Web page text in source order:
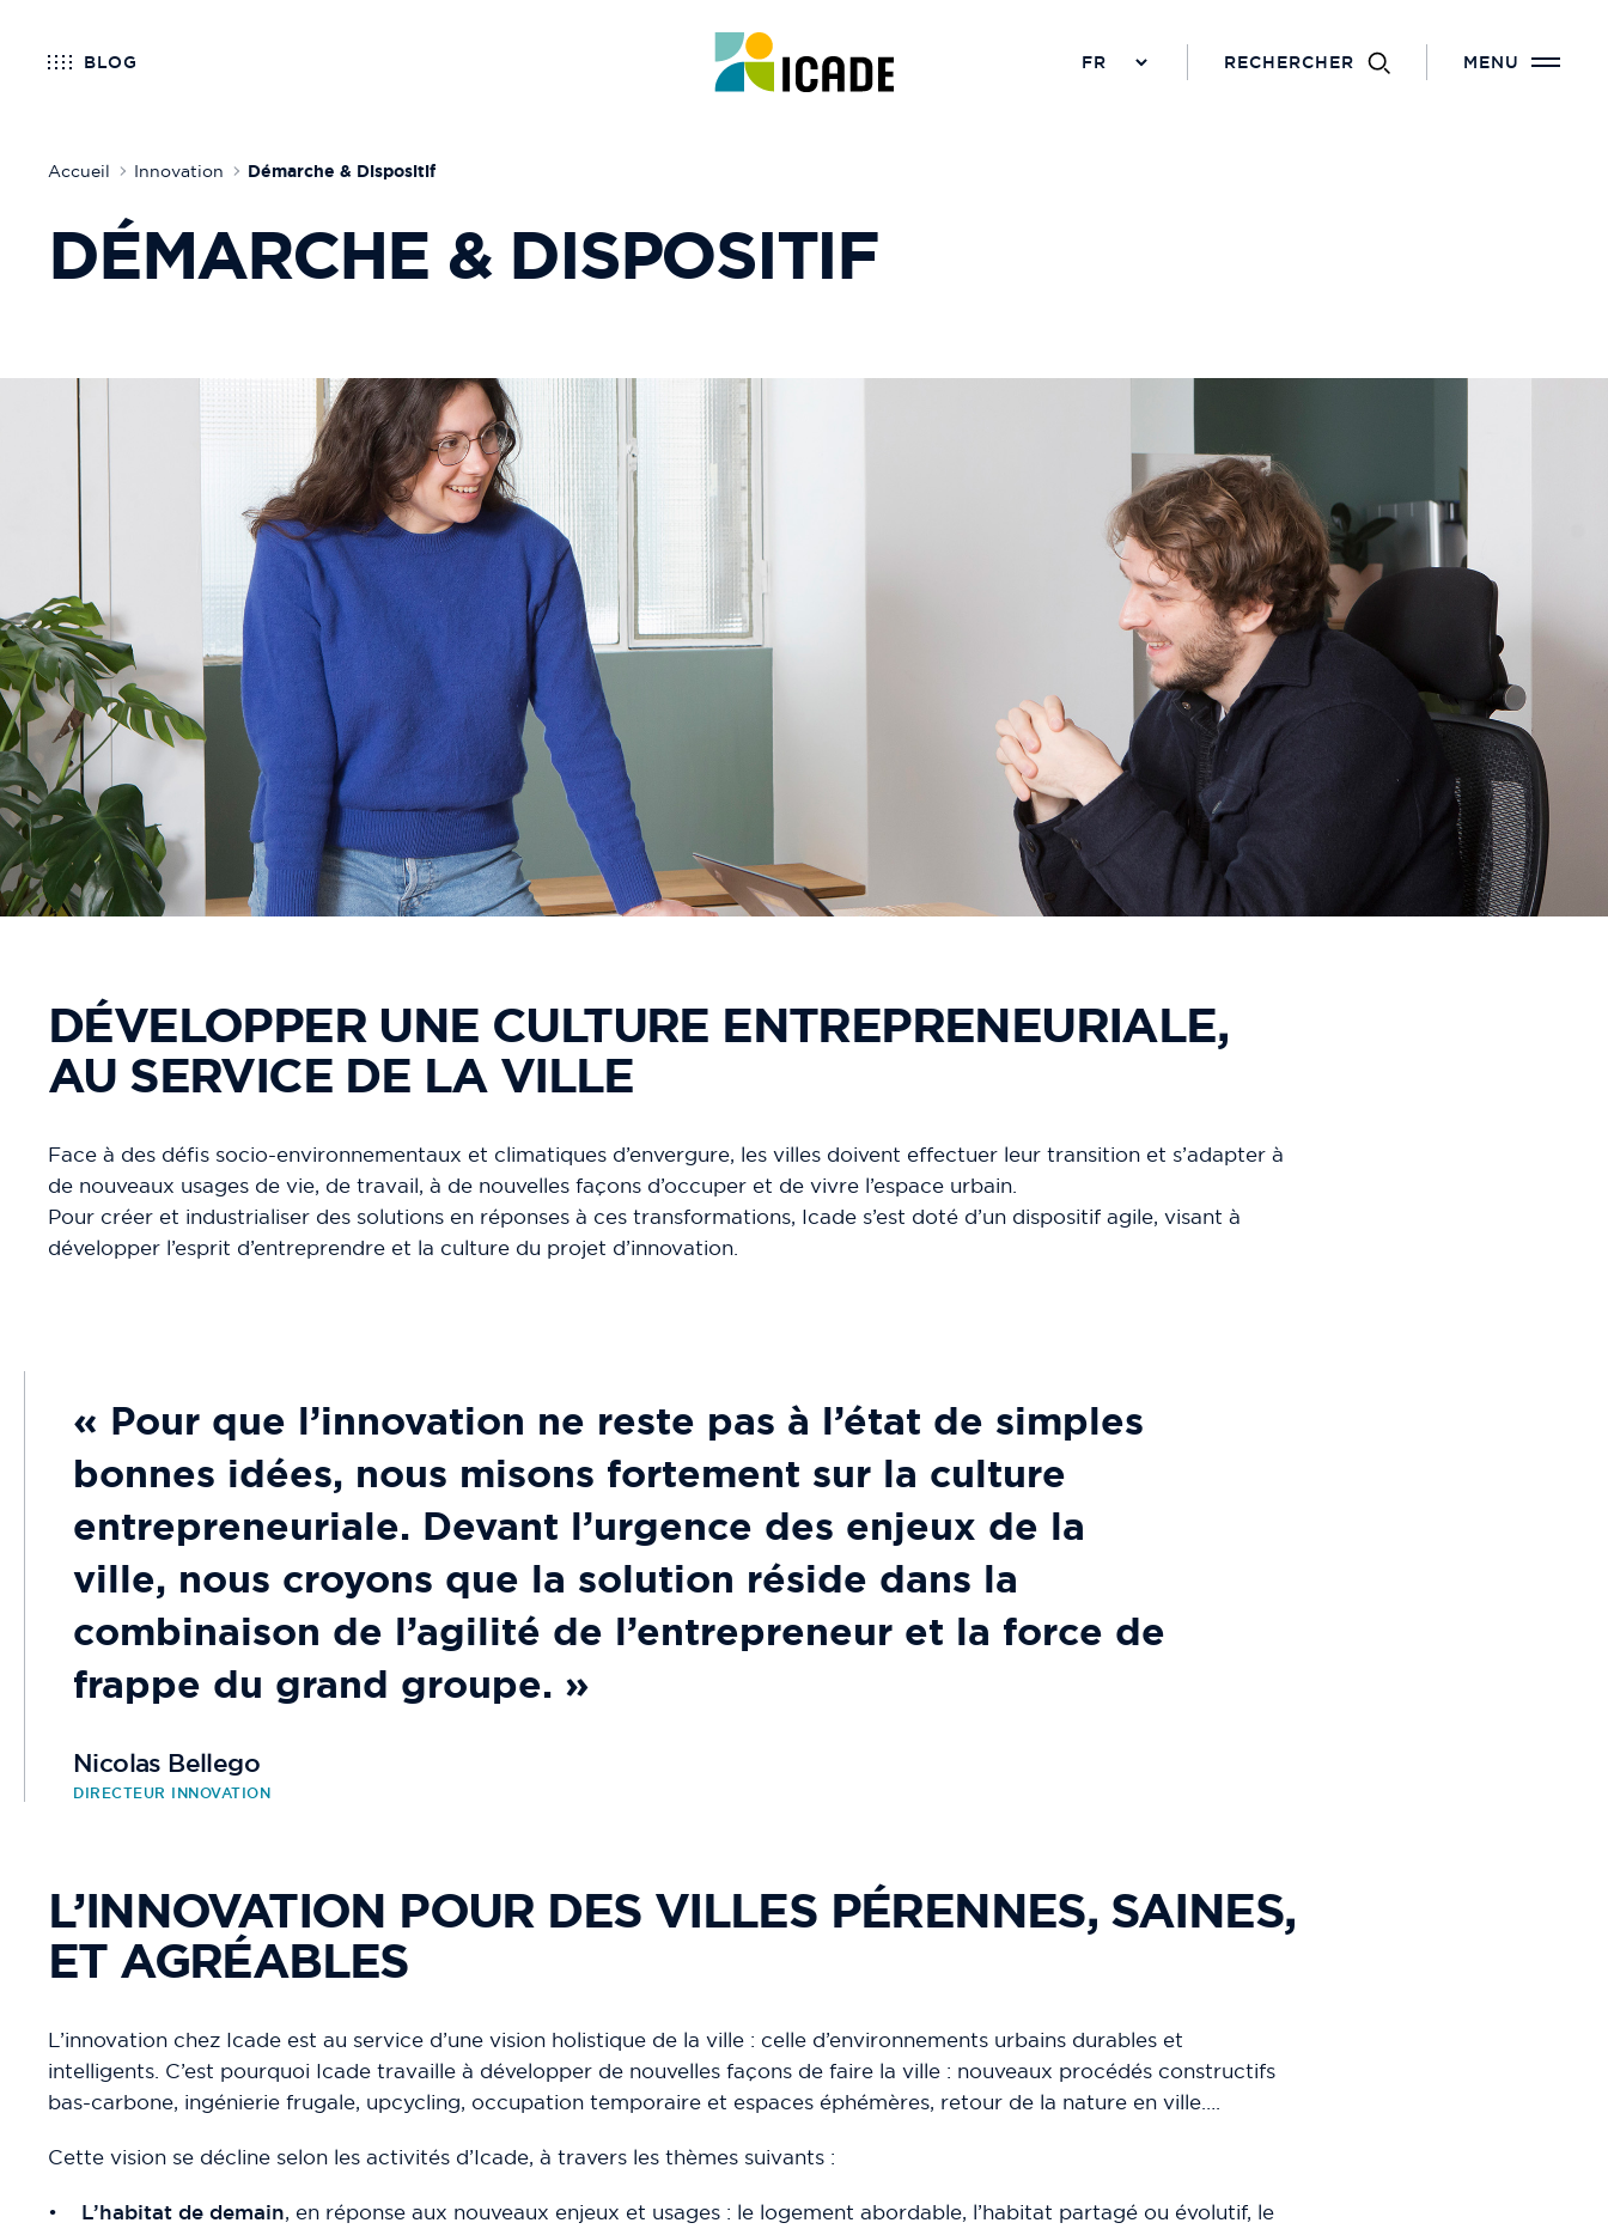
BLOG RECHERCHER MENU
Accueil Innovation Démarche & Dispositif
DÉMARCHE & DISPOSITIF
DÉVELOPPER UNE CULTURE ENTREPRENEURIALE,
AU SERVICE DE LA VILLE
Face à des défis socio-environnementaux et climatiques d’envergure, les villes doivent effectuer leur transition et s’adapter à
de nouveaux usages de vie, de travail, à de nouvelles façons d’occuper et de vivre l’espace urbain.
Pour créer et industrialiser des solutions en réponses à ces transformations, Icade s’est doté d’un dispositif agile, visant à
développer l’esprit d’entreprendre et la culture du projet d’innovation.
« Pour que l’innovation ne reste pas à l’état de simples
bonnes idées, nous misons fortement sur la culture
entrepreneuriale. Devant l’urgence des enjeux de la
ville, nous croyons que la solution réside dans la
combinaison de l’agilité de l’entrepreneur et la force de
frappe du grand groupe. »
Nicolas Bellego
DIRECTEUR INNOVATION
L’INNOVATION POUR DES VILLES PÉRENNES, SAINES,
ET AGRÉABLES
L’innovation chez Icade est au service d’une vision holistique de la ville : celle d’environnements urbains durables et
intelligents. C’est pourquoi Icade travaille à développer de nouvelles façons de faire la ville : nouveaux procédés constructifs
bas-carbone, ingénierie frugale, upcycling, occupation temporaire et espaces éphémères, retour de la nature en ville….
Cette vision se décline selon les activités d’Icade, à travers les thèmes suivants :
• L’habitat de demain, en réponse aux nouveaux enjeux et usages : le logement abordable, l’habitat partagé ou évolutif, le